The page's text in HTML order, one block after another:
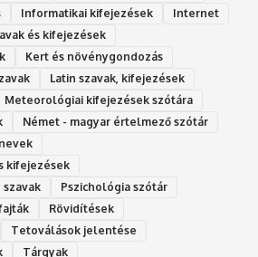
Informatikai kifejezések
Internet
és kifejezések
Kert és növénygondozás
Latin szavak, kifejezések
Meteorológiai kifejezések szótára
Német - magyar értelmező szótár
kifejezések
Ps‮gólohciz‬ia s‮átóz‬r
Rövidítések
Tetoválások jelentése
Tárgyak